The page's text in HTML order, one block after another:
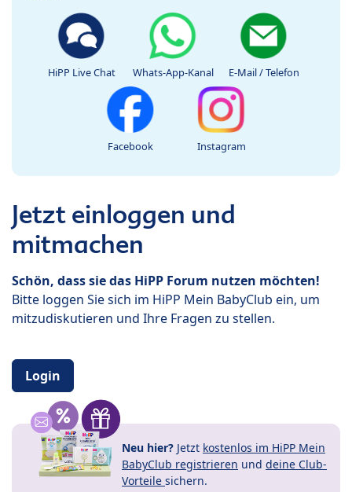
HiPP Live Chat Whats-App-Kanal E-Mail / Telefon
Facebook Instagram
Jetzt einloggen und
mitmachen
Schön, dass sie das HiPP Forum nutzen möchten!
Bitte loggen Sie sich im HiPP Mein BabyClub ein, um
mitzudiskutieren und Ihre Fragen zu stellen.
Login
Neu hier? Jetzt kostenlos im HiPP Mein
BabyClub registrieren und deine Club-
Vorteile sichern.